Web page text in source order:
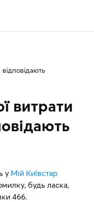
витрати
у Мій Київстар
будь ласка,
466.